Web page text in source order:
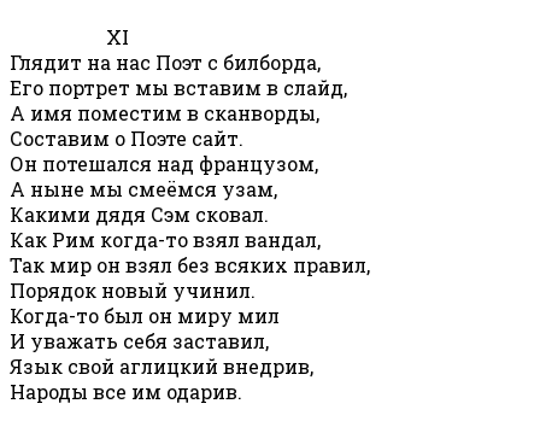
XI
Глядит на нас Поэт с билборда,
Его портрет мы вставим в слайд,
А имя поместим в сканворды,
Составим о Поэте сайт.
Он потешался над французом,
А ныне мы смеёмся узам,
Какими дядя Сэм сковал.
Как Рим когда-то взял вандал,
Так мир он взял без всяких правил,
Порядок новый учинил.
Когда-то был он миру мил
И уважать себя заставил,
Язык свой аглицкий внедрив,
Народы все им одарив.